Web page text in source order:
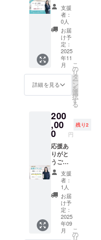
60分／
回 ・実
施期
間：
2025年
9月〜
2025年
12月末
まで ●
お申し
込みに
あたっ
て ・複
望の方
は、必
要回数
分ご購
入くだ
さい ・
日程は
別途ご
連絡の
上、個
別に調
整いた
します
・サイ
ン入り
書籍1冊
（木）
19:00～
21:00
・会
場：東
京都内
（詳細
は決定
次第ご
連絡い
たしま
す） ●
ご注意
・定員
制のた
め、
キャン
セル不
可とな
ります
・会場
は、開
催1ヶ月
前を目
安にご
案内予
定で
す。
援者の
皆さま
と日程
を調整
し、開
催日を
決定い
たしま
すめの
リター
ンで
す。 是
非社員
様や、
知人友
人様方
お誘い
の上、
ぜひご
い！ ●
リター
ン内容
・イベ
ント参
加券 5
名分
（リア
ル開
催） ・
直筆サ
イン入
り書籍
ご参加
人数分
（当日
行錯誤
を重ね
て独立
→法人
化。 現
在はtoC
向けの
講座を
立ち上
げ、書
籍を出
した。
正解が
ない中
でも
「自分
で選び
取る
力」を
大切
に、
ずっと
走り続
けてき
たから
こそ、
リアル
グ（60
分／日
時は個
別調
整） お
悩み／
理想の
印象／
職業・
ライフ
スタイ
etc を丁
寧にヒ
アリン
グ 顔タ
イプ・
体型・
配色バ
ランス
なども
踏まえ
なが
ら、似
合う方
向性を
一緒に
探りま
す！ ②
や関係
者への
贈呈目
的でも
ご活用
いただ
ける内
容で
す。 ●
リター
ン内容
・出版
記念
ティ会
場に掲
出予定
の「協
賛企業
ロゴ入
り・自
立型バ
ナー」
に掲載
（ロゴ
小サイ
ズ）
【以下
の場面
で活用
しまし
た。出
版記念
イベン
トを通
じて、
若手育
成に取
り組む
企業姿
勢をPR
してい
ただけ
です。
社内外
への広
報やブ
ラン
ディン
グ活動
の一環
とし
て、ぜ
ひご活
用くだ
さい。
●リター
ン内容
・出版
リー
ダー研
修パッ
ケージ
（2時
間）＋
書籍20
冊セッ
マネー
ジャー
や店
長・管
向けに
実施で
きる特
別研修
パッ
ケージ
をご提
供しま
す。 Z
世代と
の関わ
りに悩
むリー
ダーに
対し、
「指導
支援
者：
0人
お届
け予
定：
2025
年11
月
詳細を見る
こ
の
リ
タ
ー
ン
を
選
択
す
る
200
,00
0 円
残り2
応援あ
りがと
うござ
いま
す。協
賛Cプラ
ン追加
いたし
まし
た！
【企業
様向け
支援
者：
1人
お届
け予
定：
2025
年09
月
こ
の